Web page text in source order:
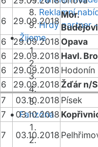
Reklamní
Hrdý partner
Žijeme
Fanzóna
6
29.09.2018
Mor.
6
29.09.2018 Opava
6
29.09.2018 Havl.
6
29.09.2018 Hodonín
6
29.09.2018 Žďár n/S
7
03.10.2018 Písek
7
03.10.2018
7
03.10.2018